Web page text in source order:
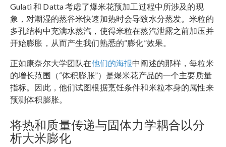
Gulati 和 Datta 考虑了爆米花预加工过程中所涉及的现
象，对潮湿的蒸谷米快速加热时会导致水分蒸发。米粒的
多孔结构中充满水蒸汽，使得米粒在蒸汽泄露之前加压并
开始膨胀，从而产生我们熟悉的“膨化”效果。
正如康奈尔大学团队在他们的海报中阐述的那样，每粒米
的增长范围（“体积膨胀”）是爆米花产品的一个主要质量
指标。因此，他们试图根据烹饪条件和米粒本身的属性来
预测体积膨胀。
将热和质量传递与固体力学耦合以分
析大米膨化